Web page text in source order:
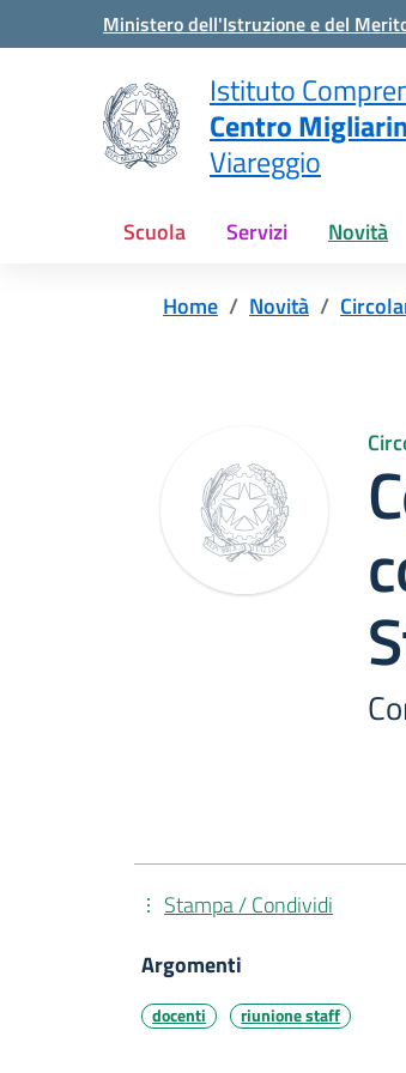
Vai ai contenuti
Vai al menu di navigazione
Ministero dell'Istruzione e del
Istituto
Centro
Viareggio
Scuola Servizi Novità
Home Novità
Stampa / Condividi
Argomenti
docenti riunione staff